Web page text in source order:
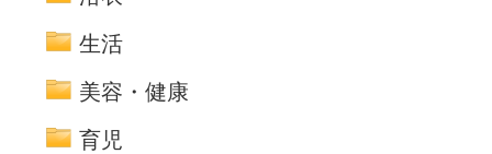
生活
美容・健康
育児